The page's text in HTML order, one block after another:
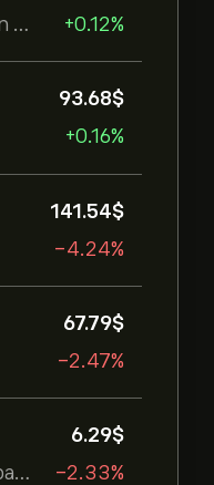
Mayr-Melnhof Karton AG
+0.12%
93.68‎$‎
+0.16%
141.54‎$‎
-4.24%
67.79‎$‎
-2.47%
Bausch Health Companies Inc
6.29‎$‎
-2.33%